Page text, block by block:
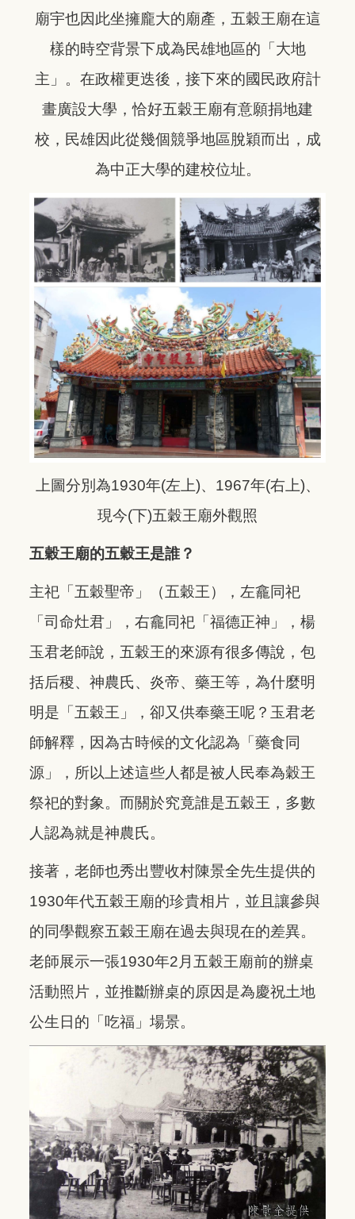
廟宇也因此坐擁龐大的廟產，五穀王廟在這
樣的時空背景下成為民雄地區的「大地
主」。在政權更迭後，接下來的國民政府計
畫廣設大學，恰好五穀王廟有意願捐地建
校，民雄因此從幾個競爭地區脫穎而出，成
為中正大學的建校位址。
上圖分別為1930年(左上)、1967年(右上)、
現今(下)五穀王廟外觀照
五穀王廟的五穀王是誰？
主祀「五穀聖帝」（五穀王），左龕同祀
「司命灶君」，右龕同祀「福德正神」，楊
玉君老師說，五穀王的來源有很多傳說，包
括后稷、神農氏、炎帝、藥王等，為什麼明
明是「五穀王」，卻又供奉藥王呢？玉君老
師解釋，因為古時候的文化認為「藥食同
源」，所以上述這些人都是被人民奉為穀王
祭祀的對象。而關於究竟誰是五穀王，多數
人認為就是神農氏。
接著，老師也秀出豐收村陳景全先生提供的
1930年代五穀王廟的珍貴相片，並且讓參與
的同學觀察五穀王廟在過去與現在的差異。
老師展示一張1930年2月五穀王廟前的辦桌
活動照片，並推斷辦桌的原因是為慶祝土地
公生日的「吃福」場景。